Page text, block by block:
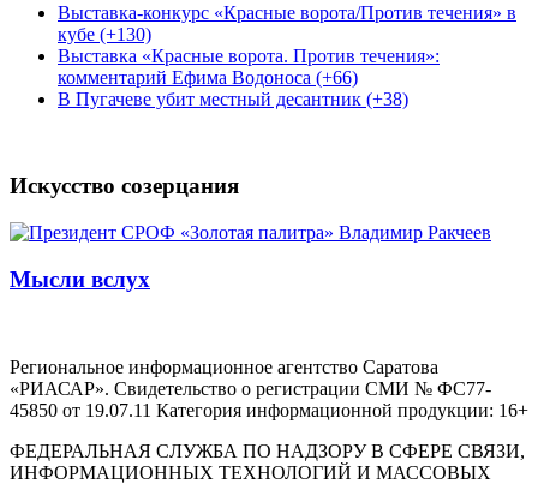
Выставка-конкурс «Красные ворота/Против течения» в
кубе (+130)
Выставка «Красные ворота. Против течения»:
комментарий Ефима Водоноса (+66)
В Пугачеве убит местный десантник (+38)
Искусство созерцания
Мысли вслух
Региональное информационное агентство Саратова
«РИАСАР». Свидетельство о регистрации СМИ № ФС77-
45850 от 19.07.11 Категория информационной продукции: 16+
ФЕДЕРАЛЬНАЯ СЛУЖБА ПО НАДЗОРУ В СФЕРЕ СВЯЗИ,
ИНФОРМАЦИОННЫХ ТЕХНОЛОГИЙ И МАССОВЫХ